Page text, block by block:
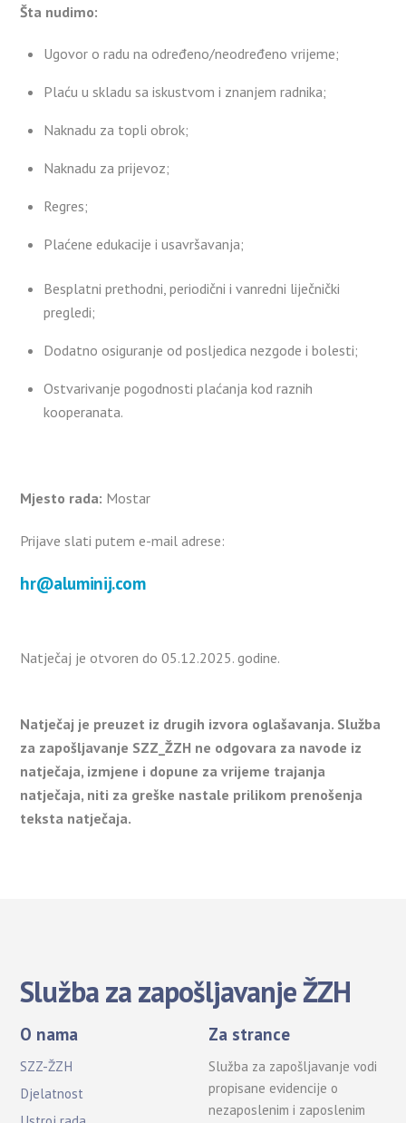
Šta nudimo:
Ugovor o radu na određeno/neodređeno vrijeme;
Plaću u skladu sa iskustvom i znanjem radnika;
Naknadu za topli obrok;
Naknadu za prijevoz;
Regres;
Plaćene edukacije i usavršavanja;
Besplatni prethodni, periodični i vanredni liječnički
pregledi;
Dodatno osiguranje od posljedica nezgode i bolesti;
Ostvarivanje pogodnosti plaćanja kod raznih
kooperanata.
Mjesto rada: Mostar
Prijave slati putem e-mail adrese:
hr@aluminij.com
Natječaj je otvoren do 05.12.2025. godine.
Natječaj je preuzet iz drugih izvora oglašavanja. Služba
za zapošljavanje SZZ_ŽZH ne odgovara za navode iz
natječaja, izmjene i dopune za vrijeme trajanja
natječaja, niti za greške nastale prilikom prenošenja
teksta natječaja.
Služba za zapošljavanje ŽZH
O nama
SZZ-ŽZH
Djelatnost
Za strance
Služba za zapošljavanje vodi
propisane evidencije o
nezaposlenim i zaposlenim